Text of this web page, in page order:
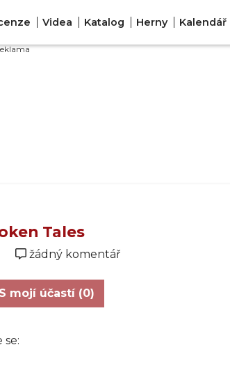
Videa Katalog Herny Kalendář
Tales
žádný komentář
S mojí účastí (0)